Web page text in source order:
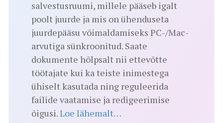
salvestusruumi, millele pääseb igalt
poolt juurde ja mis on ühenduseta
juurdepääsu võimaldamiseks PC-/Mac-
arvutiga sünkroonitud. Saate
dokumente hõlpsalt nii ettevõtte
töötajate kui ka teiste inimestega
ühiselt kasutada ning reguleerida
failide vaatamise ja redigeerimise
õigusi.Loe lähemalt…